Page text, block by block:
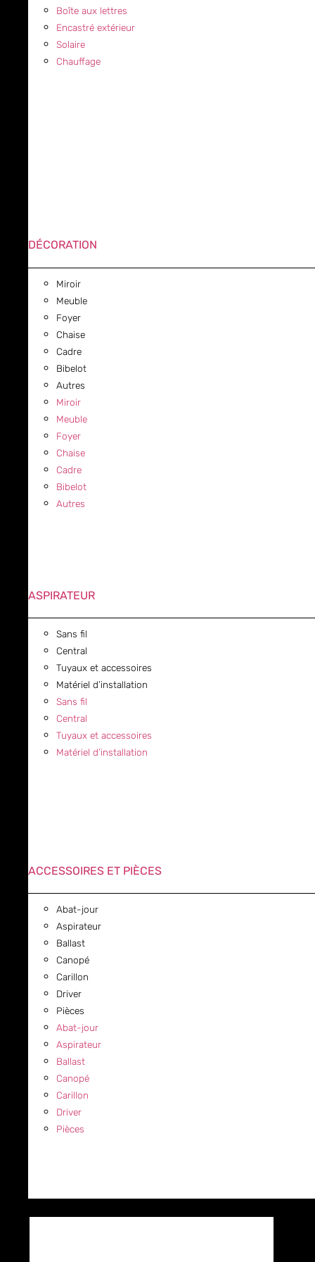
Boîte aux lettres
Encastré extérieur
Solaire
Chauffage
DÉCORATION
Miroir
Meuble
Foyer
Chaise
Cadre
Bibelot
Autres
Miroir
Meuble
Foyer
Chaise
Cadre
Bibelot
Autres
ASPIRATEUR
Sans fil
Central
Tuyaux et accessoires
Matériel d’installation
Sans fil
Central
Tuyaux et accessoires
Matériel d’installation
ACCESSOIRES ET PIÈCES
Abat-jour
Aspirateur
Ballast
Canopé
Carillon
Driver
Pièces
Abat-jour
Aspirateur
Ballast
Canopé
Carillon
Driver
Pièces